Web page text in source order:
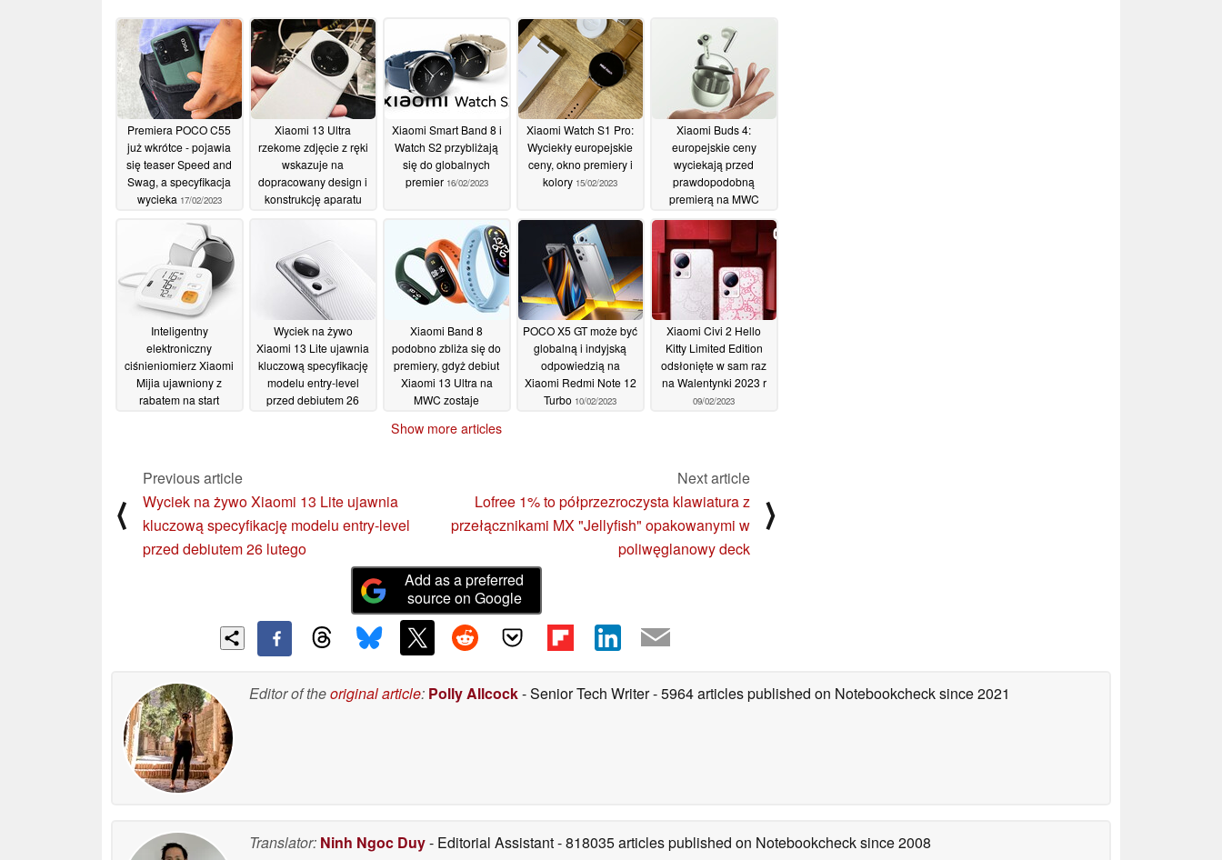
Premiera POCO C55
już wkrótce - pojawia
się teaser Speed and
Swag, a specyfikacja
wycieka 17/02/2023
Xiaomi 13 Ultra
rzekome zdjęcie z ręki
wskazuje na
dopracowany design i
konstrukcję aparatu
Xiaomi Smart Band 8 i
Watch S2 przybliżają
się do globalnych
premier 16/02/2023
Xiaomi Watch S1 Pro:
Wyciekły europejskie
ceny, okno premiery i
kolory 15/02/2023
Xiaomi Buds 4:
europejskie ceny
wyciekają przed
prawdopodobną
premierą na MWC
15/02/2023
Inteligentny
elektroniczny
ciśnieniomierz Xiaomi
Mijia ujawniony z
rabatem na start
Wyciek na żywo
Xiaomi 13 Lite ujawnia
kluczową specyfikację
modelu entry-level
przed debiutem 26
Xiaomi Band 8
podobno zbliża się do
premiery, gdyż debiut
Xiaomi 13 Ultra na
MWC zostaje
leakera11/02/2023
POCO X5 GT może być
globalną i indyjską
odpowiedzią na
Xiaomi Redmi Note 12
Turbo 10/02/2023
Xiaomi Civi 2 Hello
Kitty Limited Edition
odsłonięte w sam raz
na Walentynki 2023 r
09/02/2023
Show more articles
⟨
Previous article
Wyciek na żywo Xiaomi 13 Lite ujawnia
kluczową specyfikację modelu entry-level
przed debiutem 26 lutego
Next article
Lofree 1% to półprzezroczysta klawiatura z
przełącznikami MX "Jellyfish" opakowanymi w
poliwęglanowy deck
⟩
Add as a preferred
source on Google
Editor of theoriginal article: Polly Allcock- Senior Tech Writer- 5964 articles published on Notebookchecksince 2021
Translator: Ninh Ngoc Duy- Editorial Assistant- 818035 articles published on Notebookchecksince 2008